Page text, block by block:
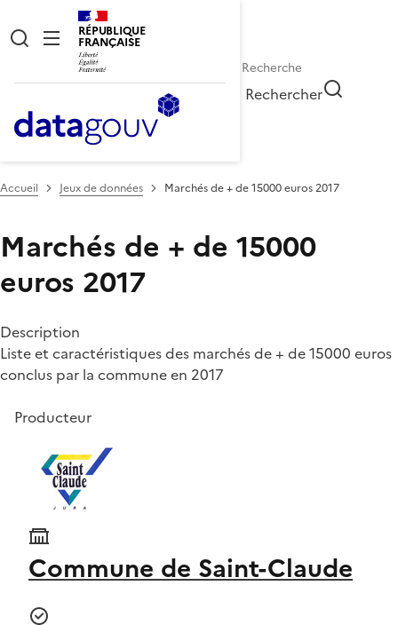
RÉPUBLIQUE
FRANÇAISE
Rechercher
Accueil Jeux de données Marchés de + de 15000 euros 2017
Marchés de + de 15000
euros 2017
Description
Liste et caractéristiques des marchés de + de 15000 euros
conclus par la commune en 2017
Producteur
Commune de Saint-Claude